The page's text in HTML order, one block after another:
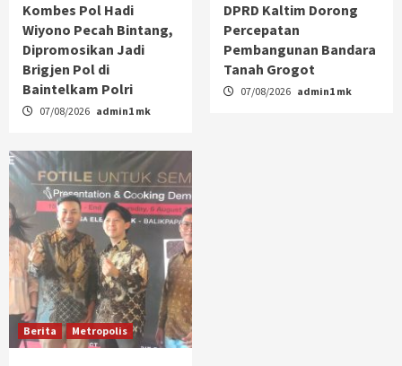
Kombes Pol Hadi
Wiyono Pecah Bintang,
Dipromosikan Jadi
Brigjen Pol di
Baintelkam Polri
07/08/2026 admin1 mk
DPRD Kaltim Dorong
Percepatan
Pembangunan Bandara
Tanah Grogot
07/08/2026 admin1 mk
Berita Metropolis